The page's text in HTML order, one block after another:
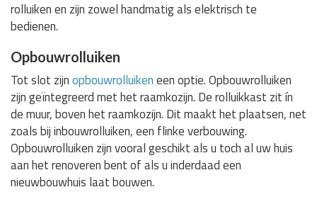
rolluiken en zijn zowel handmatig als elektrisch te
bedienen.
Opbouwrolluiken
Tot slot zijnopbouwrolluikeneen optie. Opbouwrolluiken
zijn geïntegreerd met het raamkozijn. De rolluikkast zit ín
de muur, boven het raamkozijn. Dit maakt het plaatsen, net
zoals bij inbouwrolluiken, een flinke verbouwing.
Opbouwrolluiken zijn vooral geschikt als u toch al uw huis
aan het renoveren bent of als u inderdaad een
nieuwbouwhuis laat bouwen.